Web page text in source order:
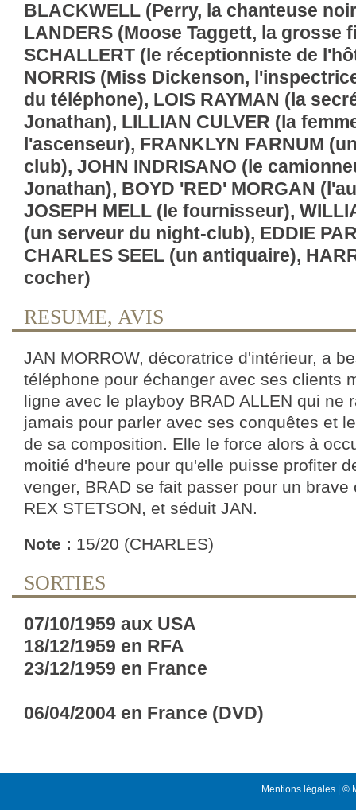
BLACKWELL (Perry, la chanteuse
LANDERS (Moose Taggett, la grosse
SCHALLERT (le réceptionniste de
NORRIS (Miss Dickenson,
du téléphone), LOIS RAYMAN (la
Jonathan), LILLIAN CULVER (la
l'ascenseur), FRANKLYN FARNUM
club), JOHN INDRISANO (le
Jonathan), BOYD 'RED' MORGAN
JOSEPH MELL (le fournisseur),
(un serveur du night-club), EDDIE
CHARLES SEEL (un antiquaire),
cocher)
RESUME, AVIS
JAN MORROW, décoratrice d'intérieur, a
téléphone pour échanger avec ses clients
ligne avec le playboy BRAD ALLEN qui ne
jamais pour parler avec ses conquêtes et
de sa composition. Elle le force alors à
moitié d'heure pour qu'elle puisse profiter
venger, BRAD se fait passer pour un
REX STETSON, et séduit JAN.
Note : 15/20 (CHARLES)
SORTIES
07/10/1959 aux USA
18/12/1959 en RFA
23/12/1959 en France
06/04/2004 en France (DVD)
Mentions légales | ©